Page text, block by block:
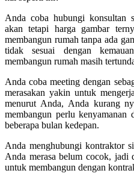
Anda coba hubungi konsultan
akan tetapi harga gambar
membangun rumah tanpa ada
tidak sesuai dengan
membangun rumah masih
Anda coba meeting dengan
merasakan yakin untuk
menurut Anda, Anda kurang
membangun perlu kenyamanan
beberapa bulan kedepan.
Anda menghubungi kontraktor
Anda merasa belum cocok, jadi
untuk membangun dengan